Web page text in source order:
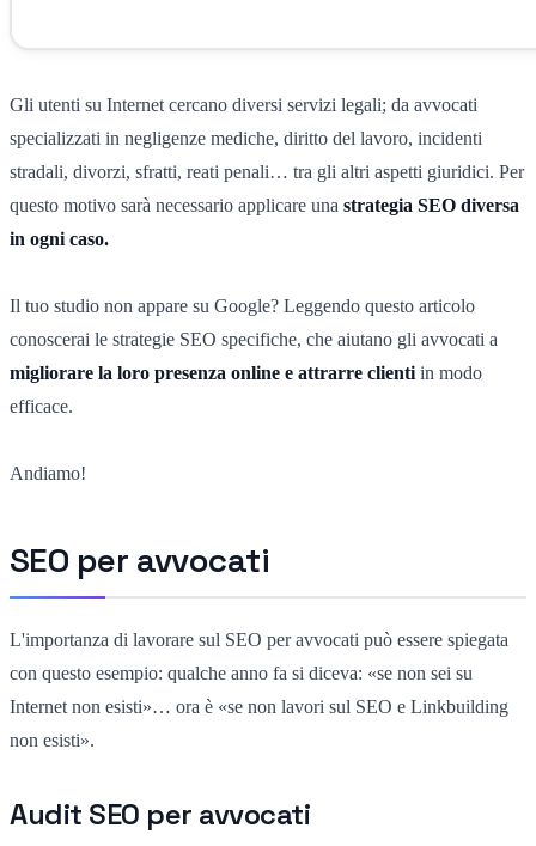
Gli utenti su Internet cercano diversi servizi legali; da avvocati
specializzati in negligenze mediche, diritto del lavoro, incidenti
stradali, divorzi, sfratti, reati penali… tra gli altri aspetti giuridici. Per
questo motivo sarà necessario applicare una strategia SEO diversa
in ogni caso.
Il tuo studio non appare su Google? Leggendo questo articolo
conoscerai le strategie SEO specifiche, che aiutano gli avvocati a
migliorare la loro presenza online e attrarre clienti in modo
efficace.
Andiamo!
SEO per avvocati
L'importanza di lavorare sul SEO per avvocati può essere spiegata
con questo esempio: qualche anno fa si diceva: «se non sei su
Internet non esisti»… ora è «se non lavori sul SEO e Linkbuilding
non esisti».
Audit SEO per avvocati